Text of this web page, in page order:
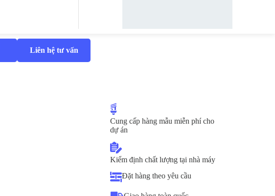
Liên hệ tư vấn
Cung cấp hàng mẫu miễn phí cho
dự án
Kiểm định chất lượng tại nhà máy
Đặt hàng theo yêu cầu